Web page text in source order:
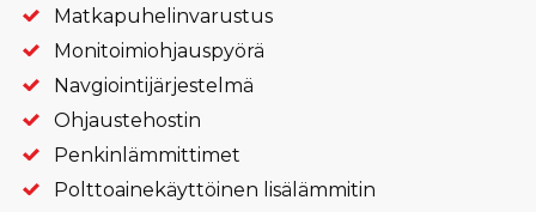
Matkapuhelin­varustus
Monitoimiohjaus­pyörä
Navgiointi­järjestelmä
Ohjaustehostin
Penkinlämmittimet
Polttoainekäyttöinen lisälämmitin